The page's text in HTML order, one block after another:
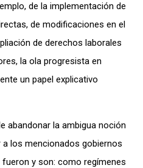
de la implementación de
de modificaciones en el
de derechos laborales
la ola progresista en
un papel explicativo
abandonar la ambigua noción
a los mencionados gobiernos
y son: como regímenes